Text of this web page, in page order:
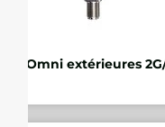
Omni extérieures